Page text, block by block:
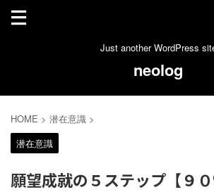
Just another WordPress
neolog
HOME > 潜在意識 >
潜在意識
願望成就の５ステップ【９